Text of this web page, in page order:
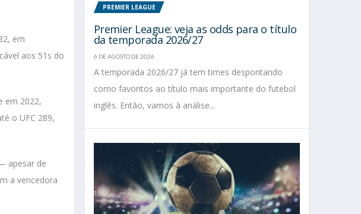
em
aos 51s do
em 2022,
o UFC 289,
apesar de
a vencedora
PREMIER LEAGUE
Premier League: veja as odds para o título
da temporada 2026/27
6 DE AGOSTO DE 2026
A temporada 2026/27 já tem times despontando
como favoritos ao título mais importante do futebol
inglês. Então, vamos à análise...